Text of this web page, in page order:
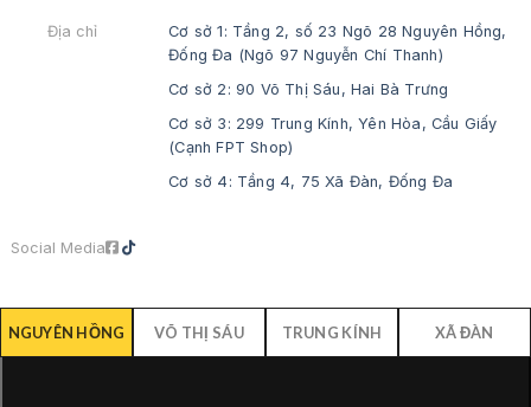
Địa chỉ
Cơ sở 1: Tầng 2, số 23 Ngõ 28 Nguyên Hồng,
Đống Đa (Ngõ 97 Nguyễn Chí Thanh)
Cơ sở 2: 90 Võ Thị Sáu, Hai Bà Trưng
Cơ sở 3: 299 Trung Kính, Yên Hòa, Cầu Giấy
(Cạnh FPT Shop)
Cơ sở 4: Tầng 4, 75 Xã Đàn, Đống Đa
Social Media
NGUYÊN HỒNG VÕ THỊ SÁU TRUNG KÍNH XÃ ĐÀN